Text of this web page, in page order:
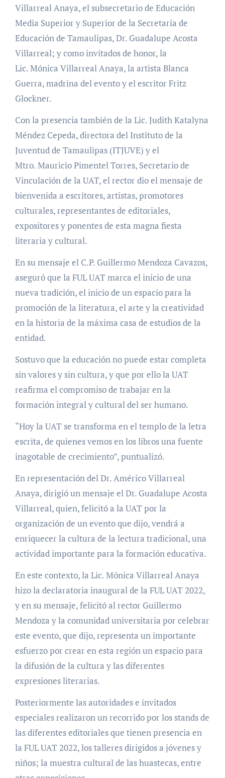
Villarreal Anaya, el subsecretario de Educación
Media Superior y Superior de la Secretaría de
Educación de Tamaulipas, Dr. Guadalupe Acosta
Villarreal; y como invitados de honor, la
Lic. Mónica Villarreal Anaya, la artista Blanca
Guerra, madrina del evento y el escritor Fritz
Glockner.
Con la presencia también de la Lic. Judith Katalyna
Méndez Cepeda, directora del Instituto de la
Juventud de Tamaulipas (ITJUVE) y el
Mtro. Mauricio Pimentel Torres, Secretario de
Vinculación de la UAT, el rector dio el mensaje de
bienvenida a escritores, artistas, promotores
culturales, representantes de editoriales,
expositores y ponentes de esta magna fiesta
literaria y cultural.
En su mensaje el C.P. Guillermo Mendoza Cavazos,
aseguró que la FUL UAT marca el inicio de una
nueva tradición, el inicio de un espacio para la
promoción de la literatura, el arte y la creatividad
en la historia de la máxima casa de estudios de la
entidad.
Sostuvo que la educación no puede estar completa
sin valores y sin cultura, y que por ello la UAT
reafirma el compromiso de trabajar en la
formación integral y cultural del ser humano.
“Hoy la UAT se transforma en el templo de la letra
escrita, de quienes vemos en los libros una fuente
inagotable de crecimiento”, puntualizó.
En representación del Dr. Américo Villarreal
Anaya, dirigió un mensaje el Dr. Guadalupe Acosta
Villarreal, quien, felicitó a la UAT por la
organización de un evento que dijo, vendrá a
enriquecer la cultura de la lectura tradicional, una
actividad importante para la formación educativa.
En este contexto, la Lic. Mónica Villarreal Anaya
hizo la declaratoria inaugural de la FUL UAT 2022,
y en su mensaje, felicitó al rector Guillermo
Mendoza y la comunidad universitaria por celebrar
este evento, que dijo, representa un importante
esfuerzo por crear en esta región un espacio para
la difusión de la cultura y las diferentes
expresiones literarias.
Posteriormente las autoridades e invitados
especiales realizaron un recorrido por los stands de
las diferentes editoriales que tienen presencia en
la FUL UAT 2022, los talleres dirigidos a jóvenes y
niños; la muestra cultural de las huastecas, entre